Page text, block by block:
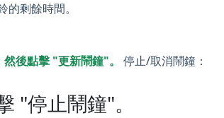
的剩餘時間。
後點擊 "更新鬧鐘"。
停止/取消鬧鐘：
"停止鬧鐘"。